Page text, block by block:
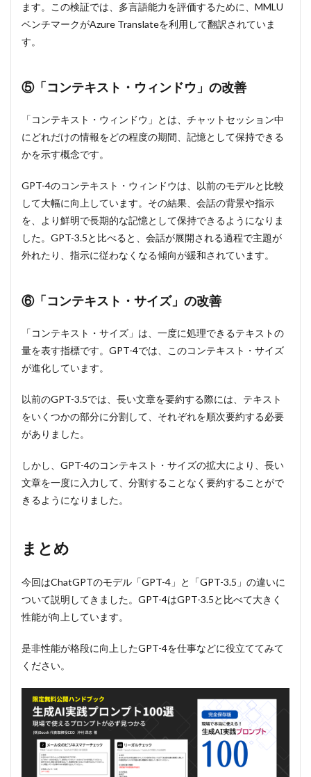
ます。この検証では、多言語能力を評価するために、MMLU
ベンチマークがAzure Translateを利用して翻訳されていま
す。
⑤「コンテキスト・ウィンドウ」の改善
「コンテキスト・ウィンドウ」とは、チャットセッション中
にどれだけの情報をどの程度の期間、記憶として保持できる
かを示す概念です。
GPT-4のコンテキスト・ウィンドウは、以前のモデルと比較
して大幅に向上しています。その結果、会話の背景や指示
を、より鮮明で長期的な記憶として保持できるようになりま
した。GPT-3.5と比べると、会話が展開される過程で主題が
外れたり、指示に従わなくなる傾向が緩和されています。
⑥「コンテキスト・サイズ」の改善
「コンテキスト・サイズ」は、一度に処理できるテキストの
量を表す指標です。GPT-4では、このコンテキスト・サイズ
が進化しています。
以前のGPT-3.5では、長い文章を要約する際には、テキスト
をいくつかの部分に分割して、それぞれを順次要約する必要
がありました。
しかし、GPT-4のコンテキスト・サイズの拡大により、長い
文章を一度に入力して、分割することなく要約することがで
きるようになりました。
まとめ
今回はChatGPTのモデル「GPT-4」と「GPT-3.5」の違いに
ついて説明してきました。GPT-4はGPT-3.5と比べて大きく
性能が向上しています。
是非性能が格段に向上したGPT-4を仕事などに役立ててみて
ください。